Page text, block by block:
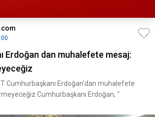
Erdoğan dan muhalefete mesaj:
Cumhurbaşkanı Erdoğan'dan muhalefete
Cumhurbaşkanı Erdoğan, “